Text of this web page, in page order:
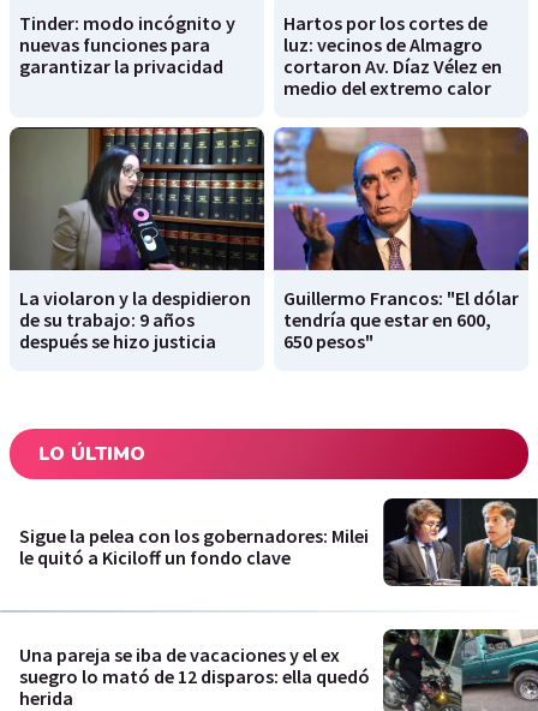
Tinder: modo incógnito y
nuevas funciones para
garantizar la privacidad
Hartos por los cortes de
luz: vecinos de Almagro
cortaron Av. Díaz Vélez en
medio del extremo calor
La violaron y la despidieron
de su trabajo: 9 años
después se hizo justicia
Guillermo Francos: "El dólar
tendría que estar en 600,
650 pesos"
LO ÚLTIMO
Sigue la pelea con los gobernadores: Milei
le quitó a Kiciloff un fondo clave
Una pareja se iba de vacaciones y el ex
suegro lo mató de 12 disparos: ella quedó
herida